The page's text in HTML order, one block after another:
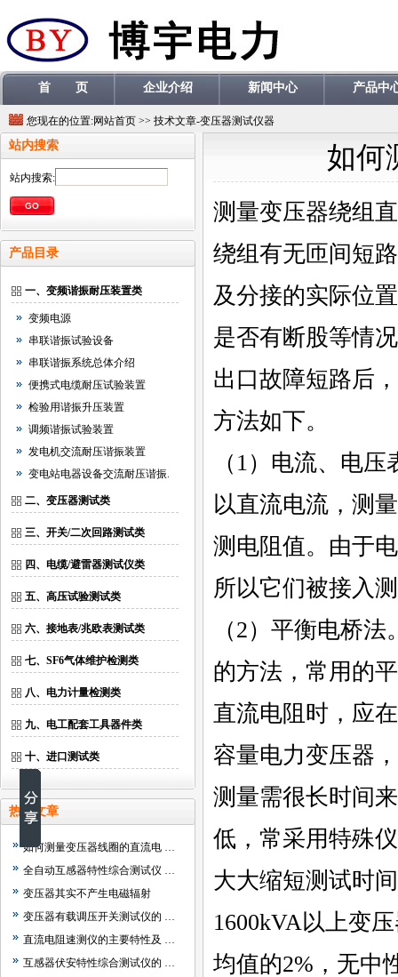
首 页 企业介绍 新闻中心 产品中
您现在的位置:网站首页 >> 技术文章-变压器测试仪器
站内搜索
站内搜索:
产品目录
一、变频谐振耐压装置类
变频电源
串联谐振试验设备
串联谐振系统总体介绍
便携式电缆耐压试验装置
检验用谐振升压装置
调频谐振试验装置
发电机交流耐压谐振装置
变电站电器设备交流耐压谐振.
二、变压器测试类
三、开关/二次回路测试类
四、电缆/避雷器测试仪类
五、高压试验测试类
六、接地表/兆欧表测试类
七、SF6气体维护检测类
八、电力计量检测类
九、电工配套工具器件类
十、进口测试类
热门文章
如何测量变压器线圈的直流电 …
全自动互感器特性综合测试仪 …
变压器其实不产生电磁辐射
变压器有载调压开关测试仪的 …
直流电阻速测仪的主要特性及 …
互感器伏安特性综合测试仪的 …
如何
测量变压器绕组
绕组有无匝间短
及分接的实际位
是否有断股等情
出口故障短路后
方法如下。
（1）电流、电
以直流电流，测
测电阻值。由于
所以它们被接入
（2）平衡电桥
的方法，常用的
直流电阻时，应
容量电力变压器
测量需很长时间
低，常采用特殊
大大缩短测试时
1600kVA以上变
均值的2%，无中